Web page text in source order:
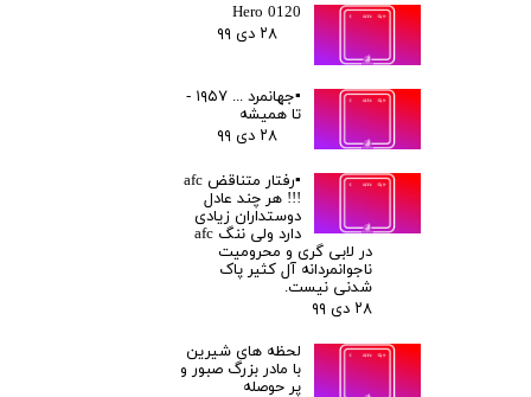
Hero 0120
۲۸ دی ۹۹
▪️جهانمرد ... ۱۹۵۷ -
تا همیشه
۲۸ دی ۹۹
▪️رفتار متناقض afc
!!! هر چند عادل
دوستداران زیادی
دارد ولی ننگ afc
در لابی گری و محرومیت
ناجوانمردانه آل کثیر پاک
شدنی نیست.
۲۸ دی ۹۹
لحظه های شیرین
با مادر بزرگ صبور و
پر حوصله